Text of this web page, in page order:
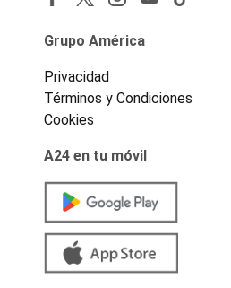
Grupo América
Privacidad
Términos y Condiciones
Cookies
A24 en tu móvil